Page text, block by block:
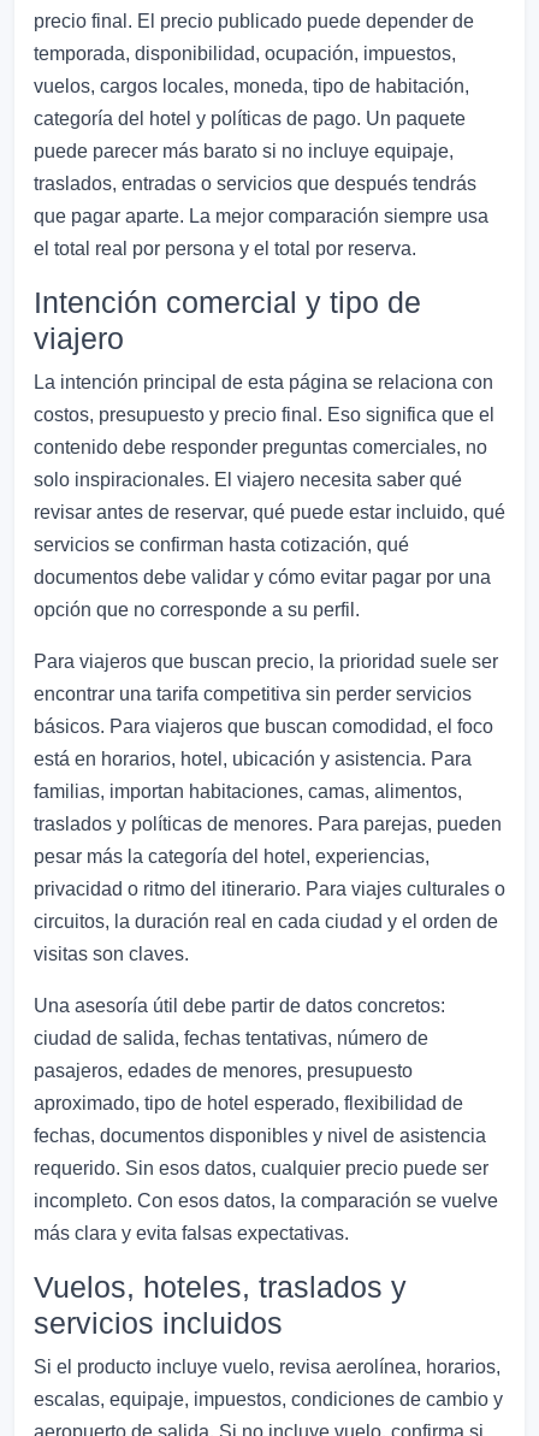
precio final. El precio publicado puede depender de
temporada, disponibilidad, ocupación, impuestos,
vuelos, cargos locales, moneda, tipo de habitación,
categoría del hotel y políticas de pago. Un paquete
puede parecer más barato si no incluye equipaje,
traslados, entradas o servicios que después tendrás
que pagar aparte. La mejor comparación siempre usa
el total real por persona y el total por reserva.
Intención comercial y tipo de
viajero
La intención principal de esta página se relaciona con
costos, presupuesto y precio final. Eso significa que el
contenido debe responder preguntas comerciales, no
solo inspiracionales. El viajero necesita saber qué
revisar antes de reservar, qué puede estar incluido, qué
servicios se confirman hasta cotización, qué
documentos debe validar y cómo evitar pagar por una
opción que no corresponde a su perfil.
Para viajeros que buscan precio, la prioridad suele ser
encontrar una tarifa competitiva sin perder servicios
básicos. Para viajeros que buscan comodidad, el foco
está en horarios, hotel, ubicación y asistencia. Para
familias, importan habitaciones, camas, alimentos,
traslados y políticas de menores. Para parejas, pueden
pesar más la categoría del hotel, experiencias,
privacidad o ritmo del itinerario. Para viajes culturales o
circuitos, la duración real en cada ciudad y el orden de
visitas son claves.
Una asesoría útil debe partir de datos concretos:
ciudad de salida, fechas tentativas, número de
pasajeros, edades de menores, presupuesto
aproximado, tipo de hotel esperado, flexibilidad de
fechas, documentos disponibles y nivel de asistencia
requerido. Sin esos datos, cualquier precio puede ser
incompleto. Con esos datos, la comparación se vuelve
más clara y evita falsas expectativas.
Vuelos, hoteles, traslados y
servicios incluidos
Si el producto incluye vuelo, revisa aerolínea, horarios,
escalas, equipaje, impuestos, condiciones de cambio y